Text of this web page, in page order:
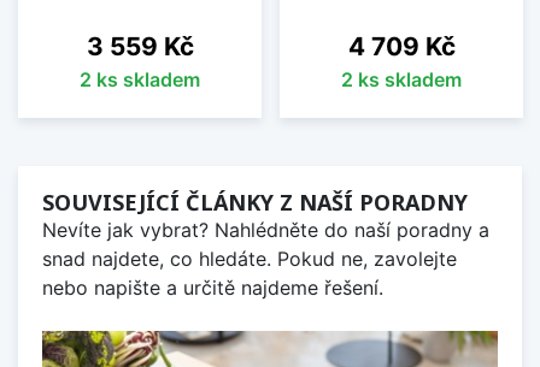
Cena
3 559 Kč
2 ks skladem
Cena
4 709 Kč
2 ks skladem
SOUVISEJÍCÍ ČLÁNKY Z NAŠÍ PORADNY
Nevíte jak vybrat? Nahlédněte do naší poradny a
snad najdete, co hledáte. Pokud ne, zavolejte
nebo napište a určitě najdeme řešení.